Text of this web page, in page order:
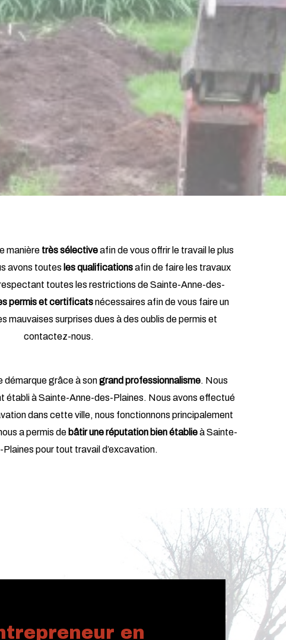
manière très sélectiveafin de vous offrir le travail le plus
avons toutes les qualificationsafin de faire les travaux
respectant toutes les restrictions de Sainte-Anne-des-
permis et certificatsnécessaires afin de vous faire un
mauvaises surprises dues à des oublis de permis et
contactez-nous.
démarque grâce à songrand professionnalisme. Nous
établi à Sainte-Anne-des-Plaines. Nous avons effectué
dans cette ville, nous fonctionnons principalement
a permis de bâtir une réputation bien établieà Sainte-
pour tout travail d’excavation.
en